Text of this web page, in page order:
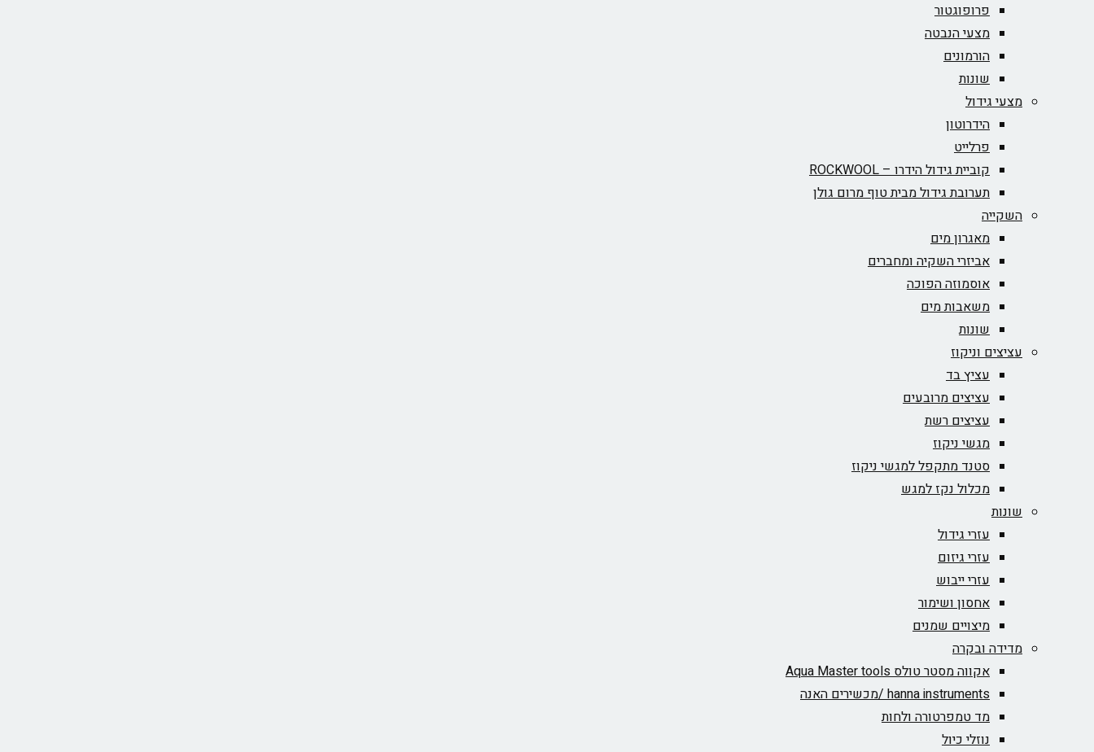
פרופוגטור
מצעי הנבטה
הורמונים
שונות
מצעי גידול
הידרוטון
פרלייט
קוביית גידול הידרו – ROCKWOOL‏
תערובת גידול מבית טוף מרום גולן
השקייה
מאגרון מים
אביזרי השקיה ומחברים
אוסמוזה הפוכה
משאבות מים
שונות
עציצים וניקוז
עציץ בד
עציצים מרובעים
עציצים רשת
מגשי ניקוז
סטנד מתקפל למגשי ניקוז
מכלול נקז למגש
שונות
עזרי גידול
עזרי גיזום
עזרי ייבוש
אחסון ושימור
מיצויים שמנים
מדידה ובקרה
אקווה מסטר טולס Aqua Master tools
hanna instruments /מכשירים האנה
מד טמפרטורה ולחות
נוזלי כיול